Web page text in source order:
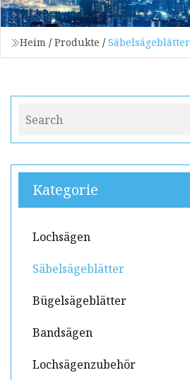
Heim / Produkte / Säbelsägeblätter
Kategorie
Lochsägen
Säbelsägeblätter
Bügelsägeblätter
Bandsägen
Lochsägenzubehör